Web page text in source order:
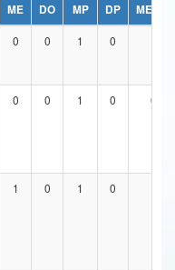
ME DO MP DP
ME/DO
0 0 1 0
0 0 1 0 0
1 0 1 0